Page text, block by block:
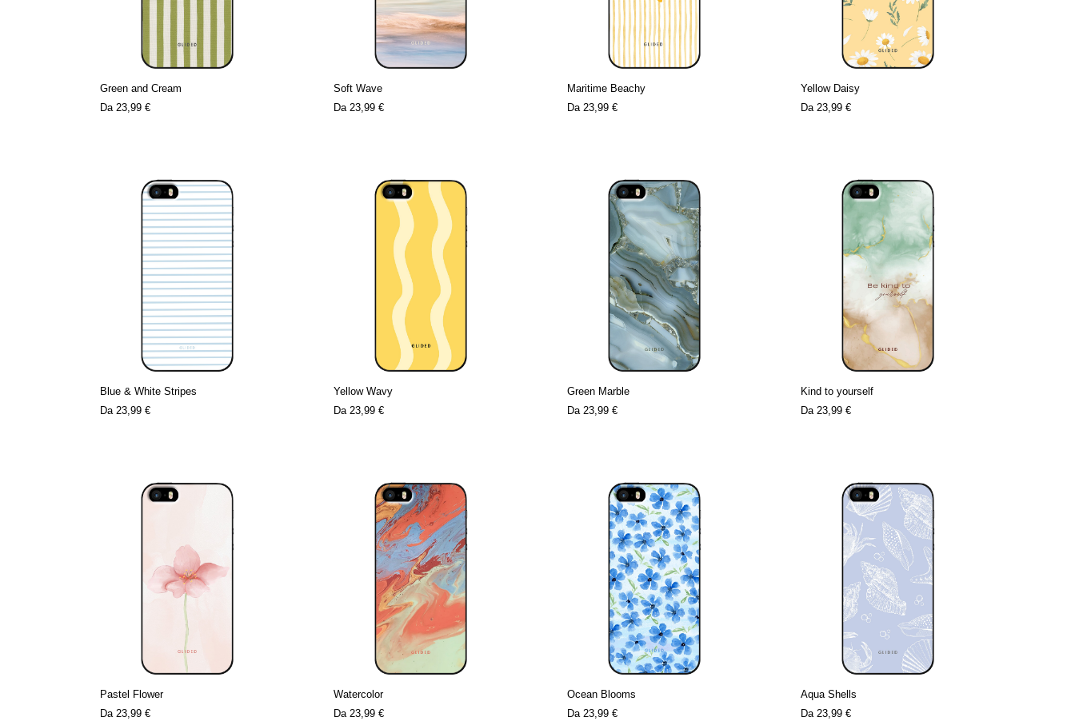
Green and Cream
Da 23,99 €
Soft Wave
Da 23,99 €
Maritime Beachy
Da 23,99 €
Yellow Daisy
Da 23,99 €
Blue & White Stripes
Da 23,99 €
Yellow Wavy
Da 23,99 €
Green Marble
Da 23,99 €
Kind to yourself
Da 23,99 €
Pastel Flower
Da 23,99 €
Watercolor
Da 23,99 €
Ocean Blooms
Da 23,99 €
Aqua Shells
Da 23,99 €